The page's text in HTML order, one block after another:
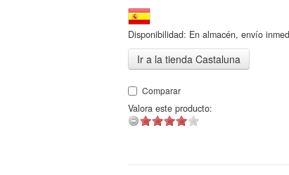
Disponibilidad: En almacén, envío
Ir a la tienda Castaluna
Comparar
Valora este producto: